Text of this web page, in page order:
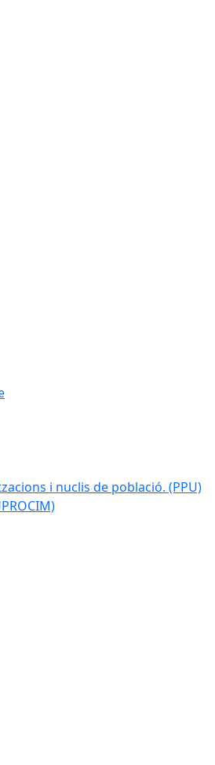
i nuclis de població. (PPU)